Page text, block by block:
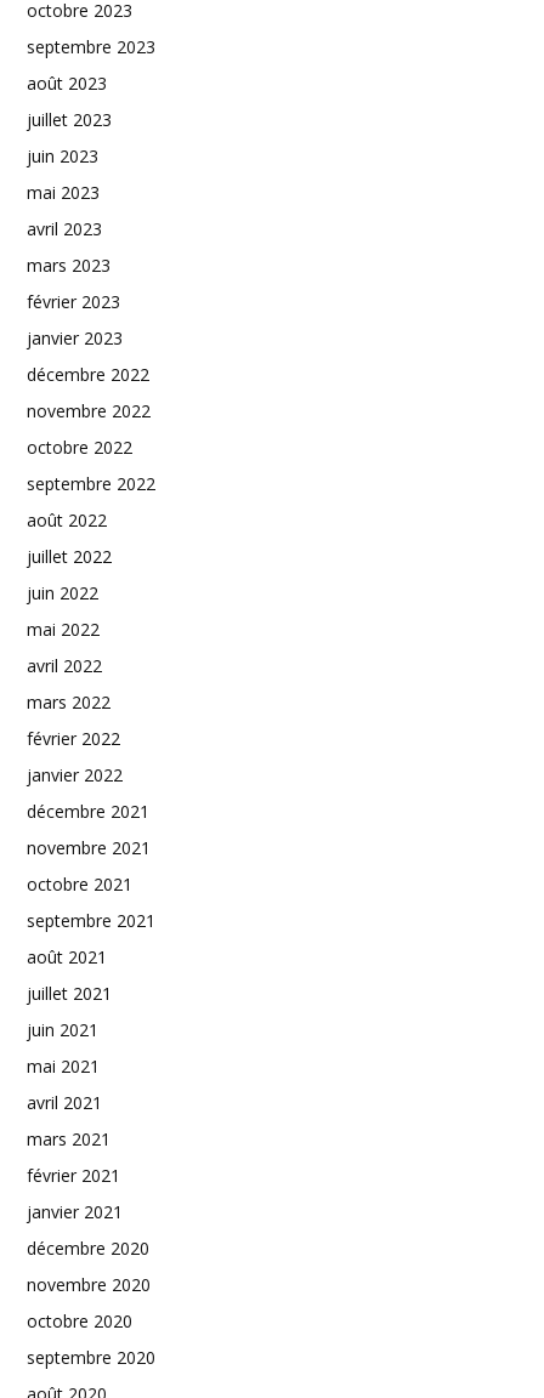
octobre 2023
septembre 2023
août 2023
juillet 2023
juin 2023
mai 2023
avril 2023
mars 2023
février 2023
janvier 2023
décembre 2022
novembre 2022
octobre 2022
septembre 2022
août 2022
juillet 2022
juin 2022
mai 2022
avril 2022
mars 2022
février 2022
janvier 2022
décembre 2021
novembre 2021
octobre 2021
septembre 2021
août 2021
juillet 2021
juin 2021
mai 2021
avril 2021
mars 2021
février 2021
janvier 2021
décembre 2020
novembre 2020
octobre 2020
septembre 2020
août 2020